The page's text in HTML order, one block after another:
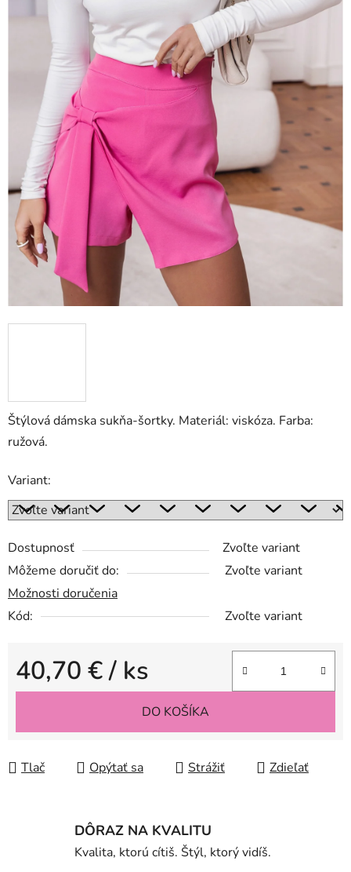
Štýlová dámska sukňa-šortky. Materiál: viskóza. Farba:
ružová.
Variant:
Dostupnosť
Zvoľte variant
Môžeme doručiť do:
Zvoľte variant
Možnosti doručenia
Kód:
Zvoľte variant
40,70 €/ ks
Jednotková cena:
DO KOŠÍKA
Tlač Opýtať sa Strážiť Zdieľať
DÔRAZ NA KVALITU
Kvalita, ktorú cítiš. Štýl, ktorý vidíš.